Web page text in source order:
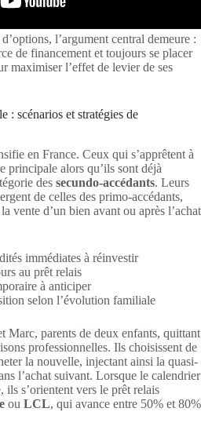
l’argument central demeure :
de financement et toujours se placer
maximiser l’effet de levier de ses
: scénarios et stratégies de
en France. Ceux qui s’apprêtent à
principale alors qu’ils sont déjà
des secundo-accédants. Leurs
de celles des primo-accédants,
vente d’un bien avant ou après l’achat
immédiates à réinvestir
au prêt relais
à anticiper
selon l’évolution familiale
Marc, parents de deux enfants, quittant
professionnelles. Ils choisissent de
la nouvelle, injectant ainsi la quasi-
l’achat suivant. Lorsque le calendrier
ils s’orientent vers le prêt relais
ou LCL, qui avance entre 50% et 80%